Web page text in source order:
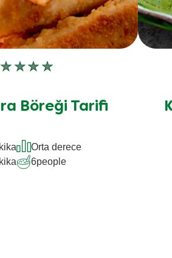
Bu
için
Böreği Tarifi
Orta derece
6people